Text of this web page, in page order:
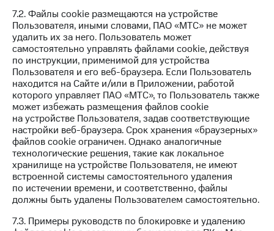
7.2. Файлы cookie размещаются на устройстве
Пользователя, иными словами, ПАО «МТС» не может
удалить их за него. Пользователь может
самостоятельно управлять файлами cookie, действуя
по инструкции, применимой для устройства
Пользователя и его веб-браузера. Если Пользователь
находится на Сайте и/или в Приложении, работой
которого управляет ПАО «МТС», то Пользователь также
может избежать размещения файлов cookie
на устройстве Пользователя, задав соответствующие
настройки веб-браузера. Срок хранения «браузерных»
файлов cookie ограничен. Однако аналогичные
технологические решения, такие как локальное
хранилище на устройстве Пользователя, не имеют
встроенной системы самостоятельного удаления
по истечении времени, и соответственно, файлы
должны быть удалены Пользователем самостоятельно.
7.3. Примеры руководств по блокировке и удалению